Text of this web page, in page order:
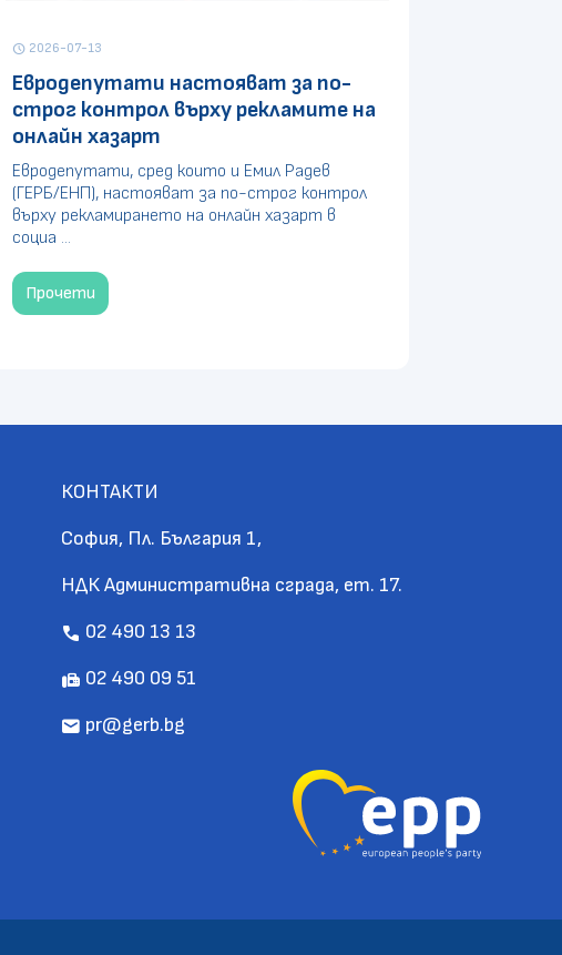
schedule 2026-07-13
Евродепутати настояват за по-
строг контрол върху рекламите на
онлайн хазарт
Евродепутати, сред които и Емил Радев
(ГЕРБ/ЕНП), настояват за по-строг контрол
върху рекламирането на онлайн хазарт в
социа ...
Прочети
КОНТАКТИ
София, Пл. България 1,
НДК Административна сграда, ет. 17.
call 02 490 13 13
fax 02 490 09 51
mail pr@gerb.bg